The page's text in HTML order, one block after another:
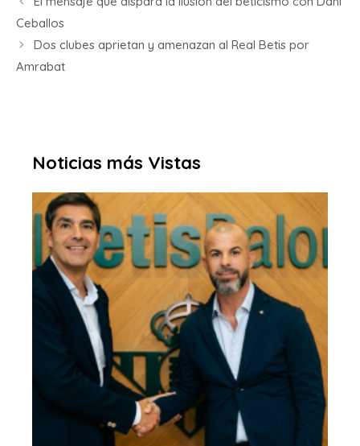
Ceballos
Dos clubes aprietan y amenazan al Real Betis por
Amrabat
Noticias más Vistas